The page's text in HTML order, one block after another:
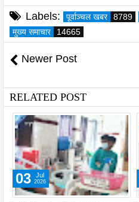
Labels: पूर्वाञ्चल खबर 8789
मुख्य समाचार
14665
Newer Post
RELATED POST
03 Jul
2026